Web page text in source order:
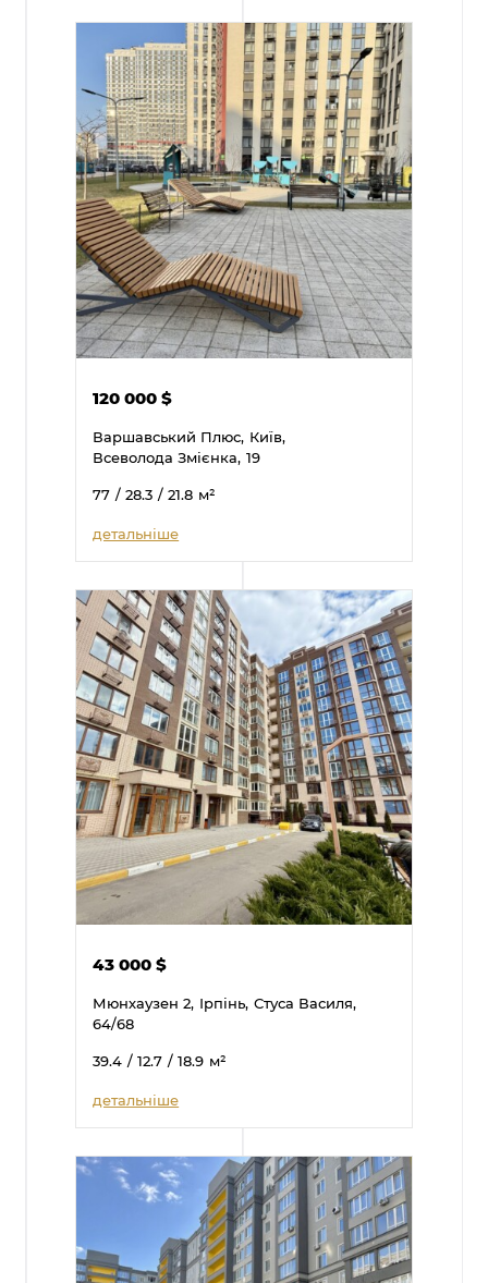
120 000$
Варшавський Плюс, Київ,
Всеволода Змієнка, 19
77 / 28.3 / 21.8 м²
детальніше
43 000$
Мюнхаузен 2, Ірпінь, Стуса Василя,
64/68
39.4 / 12.7 / 18.9 м²
детальніше